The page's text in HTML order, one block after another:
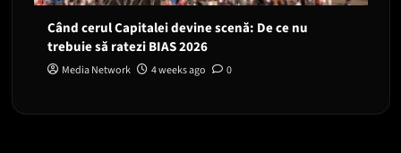
Când cerul Capitalei devine scenă: De ce nu
trebuie să ratezi BIAS 2026
Media Network 4 weeks ago 0